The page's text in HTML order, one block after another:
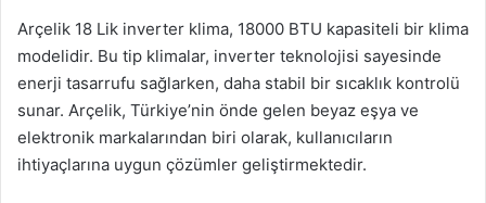
Arçelik 18 Lik inverter klima, 18000 BTU kapasiteli bir klima
modelidir. Bu tip klimalar, inverter teknolojisi sayesinde
enerji tasarrufu sağlarken, daha stabil bir sıcaklık kontrolü
sunar. Arçelik, Türkiye’nin önde gelen beyaz eşya ve
elektronik markalarından biri olarak, kullanıcıların
ihtiyaçlarına uygun çözümler geliştirmektedir.